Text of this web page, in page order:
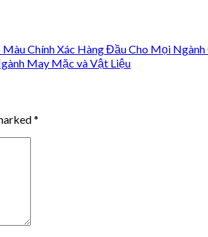
Chính Xác Hàng Đầu Cho Mọi
May Mặc và Vật Liệu
*